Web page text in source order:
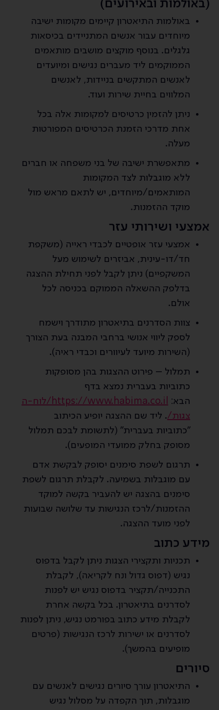
(באולמות ובאירועים)
באולמות התיאטרון קיימים מקומות ישיבה
מיוחדים עבור אנשים המתניידים בכיסאות
גלגלים. בנוסף מוקצים מושבים מותאמים
הממוקמים ליד מעברים נגישים ומיועדים
לאנשים המתקשים בניידות, לאנשים
המלווים בחיית שירות ועוד.
ניתן להזמין כרטיסים למקומות אלה בכל
אחת מדרכי הזמנת הכרטיסים המפורטות
מעלה.
מתאפשרת ישיבה של בני משפחה או חברים
ללא מוגבלות לצד המקומות
המותאמים/מיוחדים, יש לתאם מראש מול
מוקד ההזמנות.
אמצעי ושירותי עזר
אמצעי עזר אופטיים לכבדי ראייה (משקפת
חד/דו-עינית, אביזרים לשימוש מעל
המשקפיים) ניתן לקבל לפני תחילת ההצגה
בדלפק ההשאלה הממוקם בכניסה לכל
אולם.
צוות הסדרנים בתיאטרון מתודרך וישמח
לספק ליווי אנושי ברחבי המבנה בעת הצורך
(השירות מיועד לעיוורים וכבדי ראיה).
תמלול – פירוט ההצגות בהן מסופקות
כתוביות בעברית נמצא בדף
הבא:
https://www.habima.co.il/לוח-ה
צגות/. ליד שם ההצגה יופיע הכיתוב
"כתוביות בעברית" (לתשומת לבכם תמלול
מסופק בחלק ממועדי המופעים).
תרגום לשפת סימנים יסופק לבקשת אדם
עם מוגבלות בשמיעה. לקבלת תרגום לשפת
סימנים בהצגה יש להעביר בקשה למוקד
ההזמנות/לרכז הנגישות עד שלושה שבועות
לפני מועד ההצגה.
מידע כתוב
תכניות ותקצירי הצגות ניתן לקבל בדפוס
נגיש (דפוס גדול ונח לקריאה), לקבלת
התכנייה/תקציר בדפוס נגיש יש לפנות
לסדרנים בתיאטרון. בכל בקשה אחרת
לקבלת מידע כתוב בפורמט נגיש, ניתן לפנות
לסדרנים או ישירות לרכז הנגישות (פרטים
מופיעים בהמשך).
סיורים
התיאטרון עורך סיורים נגישים לאנשים עם
מוגבלות, תוך הקפדה על מסלול נגיש